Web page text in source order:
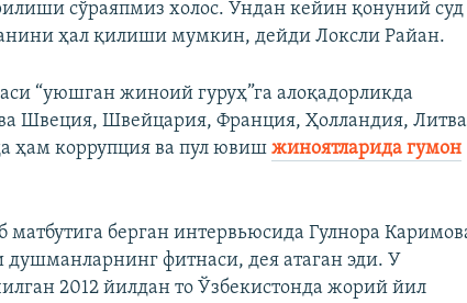
сўраяпмиз холос. Ундан кейин қонуний суд
ҳал қилиши мумкин, дейди Локсли Райан.
“уюшган жиноий гуруҳ”га алоқадорликда
Швеция, Швейцария, Франция, Ҳолландия, Литва
ҳам коррупция ва пул ювишжиноятларида гумон
берган интервьюсида Гулнора
душманларнинг фитнаси, дея атаган эди. У
2012 йилдан то Ўзбекистонда жорий йил